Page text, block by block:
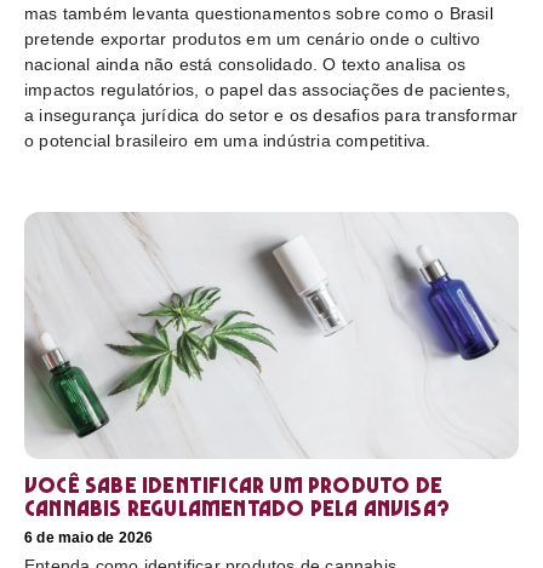
mas também levanta questionamentos sobre como o Brasil
pretende exportar produtos em um cenário onde o cultivo
nacional ainda não está consolidado. O texto analisa os
impactos regulatórios, o papel das associações de pacientes,
a insegurança jurídica do setor e os desafios para transformar
o potencial brasileiro em uma indústria competitiva.
Você sabe identificar um produto de
cannabis regulamentado pela Anvisa?
6 de maio de 2026